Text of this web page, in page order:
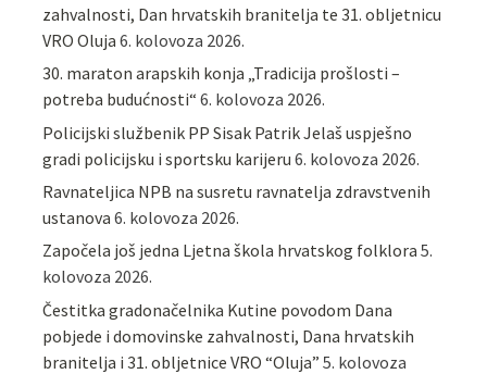
zahvalnosti, Dan hrvatskih branitelja te 31. obljetnicu
VRO Oluja 6. kolovoza 2026.
30. maraton arapskih konja „Tradicija prošlosti –
potreba budućnosti“ 6. kolovoza 2026.
Policijski službenik PP Sisak Patrik Jelaš uspješno
gradi policijsku i sportsku karijeru 6. kolovoza 2026.
Ravnateljica NPB na susretu ravnatelja zdravstvenih
ustanova 6. kolovoza 2026.
Započela još jedna Ljetna škola hrvatskog folklora 5.
kolovoza 2026.
Čestitka gradonačelnika Kutine povodom Dana
pobjede i domovinske zahvalnosti, Dana hrvatskih
branitelja i 31. obljetnice VRO “Oluja” 5. kolovoza